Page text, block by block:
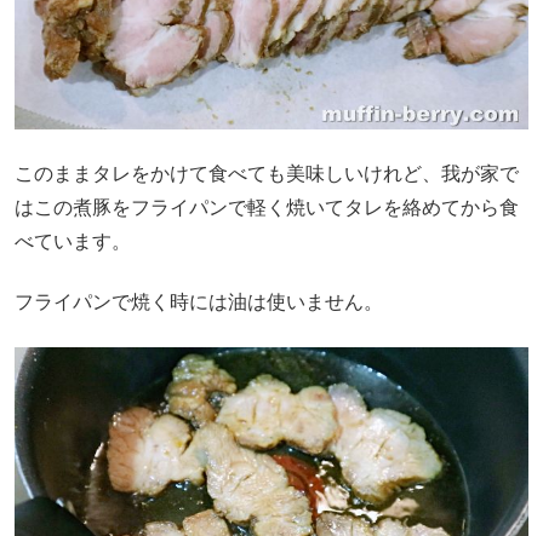
このままタレをかけて食べても美味しいけれど、我が家で
はこの煮豚をフライパンで軽く焼いてタレを絡めてから食
べています。
フライパンで焼く時には油は使いません。